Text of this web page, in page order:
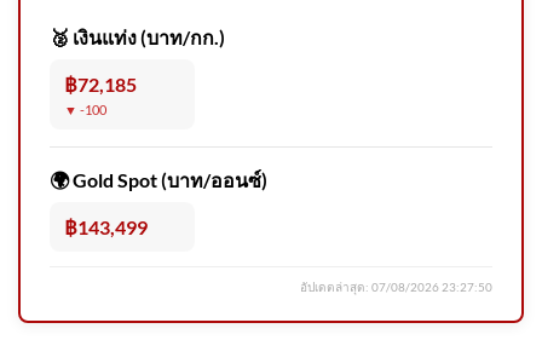
เตอร์~ ✨ชวนมาดูแลตัวเองด้วย
โปรแกรม I 2026-08-06
U.S. strikes Iranian targets after
🥈 เงินแท่ง (บาท/กก.)
฿72,185
▼ -100
🌍 Gold Spot (บาท/ออนซ์)
฿143,499
อัปเดตล่าสุด: 07/08/2026 23:27:50